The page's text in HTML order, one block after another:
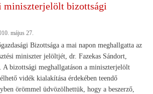
miniszterjelölt bizottsági
május 27.
Bizottsága a mai napon meghallgatta az
miniszter jelöltjét, dr. Fazekas Sándort,
A bizottsági meghallgatáson a miniszterjelölt
vidék kialakítása érdekében teendő
örömmel üdvözölhettük, hogy a beszerző,